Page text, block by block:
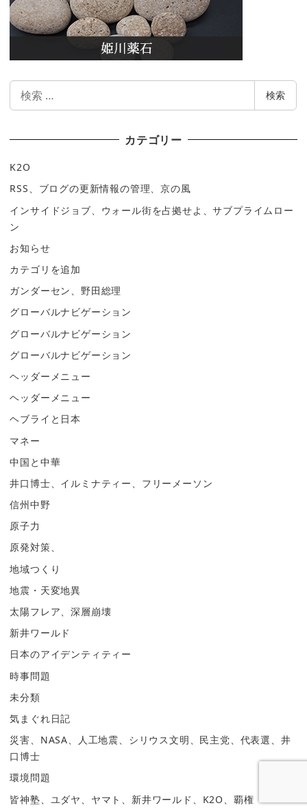
検
検索
カテゴリー
K2O
RSS、ブログの更新情報の管理、京の風
インサイドジョブ、ウォール街を占拠せよ、サブプライムロー
ン
お知らせ
カテゴリを追加
ガンダーセン、野田総理
グローバルナビゲーション
グローバルナビゲーション
グローバルナビゲーション
ヘッダーメニュー
ヘッダーメニュー
ヘブライと日本
マネー
中国と中華
井口博士、イルミナティー、フリーメーソン
信州中野
原子力
原発対策、
地域つくり
地震・天変地異
太陽フレア、深層崩壊
新井ワールド
日本のアイデンティティー
時事問題
未分類
気まぐれ日記
災害、NASA、人工地震、シリウス文明、民主党、代表選、井
口博士
環境問題
皆神塾、ユダヤ、ヤマト、新井ワールド、K2O、覇権